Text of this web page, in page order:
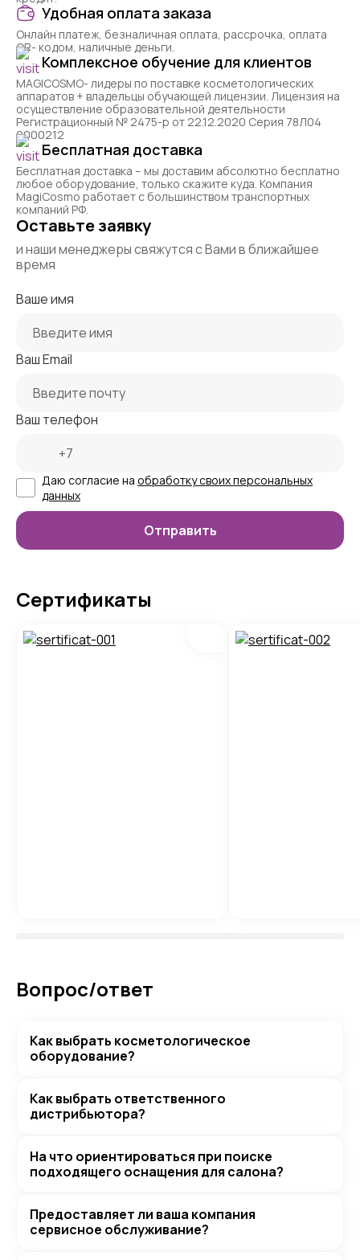
Удобная оплата заказа
Онлайн платеж, безналичная оплата, рассрочка, оплата
QR- кодом, наличные деньги.
Комплексное обучение для клиентов
MAGICOSMO- лидеры по поставке косметологических
аппаратов + владельцы обучающей лицензии. Лицензия на
осуществление образовательной деятельности
Регистрационный № 2475-р от 22.12.2020 Серия 78Л04
0000212
Бесплатная доставка
Бесплатная доставка – мы доставим абсолютно бесплатно
любое оборудование, только скажите куда. Компания
MagiCosmo работает с большинством транспортных
компаний РФ.
Оставьте заявку
и наши менеджеры свяжутся с Вами в ближайшее
время
Ваше имя
Ваш Email
Ваш телефон
Даю согласие на обработку своих персональных
данных
Сертификаты
Вопрос/ответ
Как выбрать косметологическое
оборудование?
Как выбрать ответственного
дистрибьютора?
На что ориентироваться при поиске
подходящего оснащения для салона?
Предоставляет ли ваша компания
сервисное обслуживание?